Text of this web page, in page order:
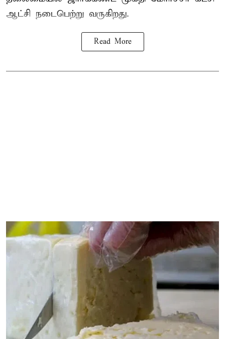
ஆட்சி நடைபெற்று வருகிறது.
Read More